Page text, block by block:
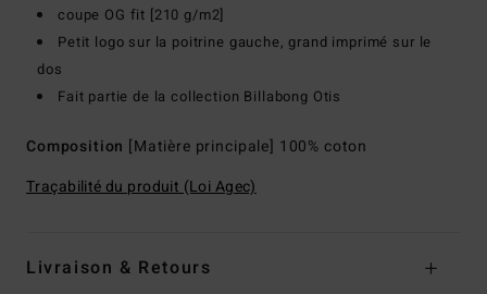
coupe OG fit [210 g/m2]
Petit logo sur la poitrine gauche, grand imprimé sur le
dos
Fait partie de la collection Billabong Otis
Composition [Matière principale] 100% coton
Traçabilité du produit (Loi Agec)
Livraison & Retours